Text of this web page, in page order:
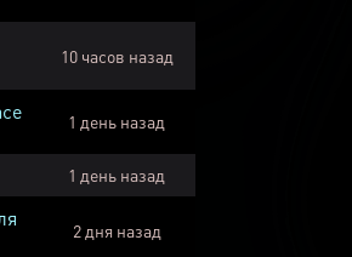
10 часов назад
1 день назад
1 день назад
2 дня назад